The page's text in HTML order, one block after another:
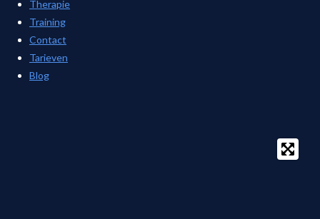
Therapie
Training
Contact
Tarieven
Blog